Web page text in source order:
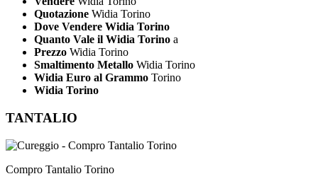
Quotazione Widia Torino
Dove Vendere Widia Torino
Quanto Vale il Widia Torino a
Prezzo Widia Torino
Smaltimento Metallo Widia Torino
Widia Euro al Grammo Torino
Widia Torino
TANTALIO
Compro Tantalio Torino